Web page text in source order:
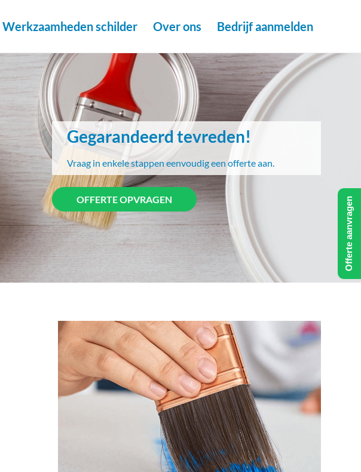
Werkzaamheden schilder Over ons Bedrijf aanmelden
Gegarandeerd tevreden!
Vraag in enkele stappen eenvoudig een offerte aan.
OFFERTE OPVRAGEN Offerte aanvragen